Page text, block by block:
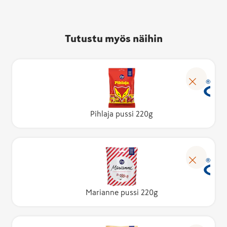
Tutustu myös näihin
Pihlaja pussi 220g
Marianne pussi 220g